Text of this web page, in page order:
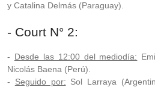
y Catalina Delmás (Paraguay).
- Court N° 2:
- Desde las 12:00 del mediodía:
Nicolás Baena (Perú).
- Seguido por: Sol Larraya